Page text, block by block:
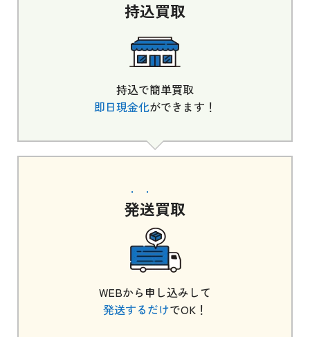
持込買取
持込で簡単買取
即日現金化ができます！
発送買取
WEBから申し込みして
発送するだけでOK！